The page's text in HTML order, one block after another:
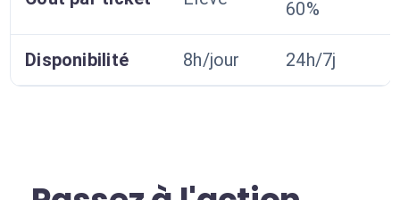
60%
Disponibilité 8h/jour 24h/7j